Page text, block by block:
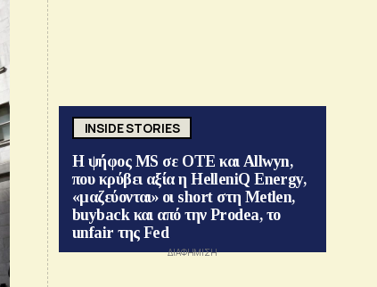
INSIDE STORIES
Η ψήφος MS σε ΟΤΕ και Allwyn,
που κρύβει αξία η HelleniQ Energy,
«μαζεύονται» οι short στη Metlen,
buyback και από την Prodea, το
unfair της Fed